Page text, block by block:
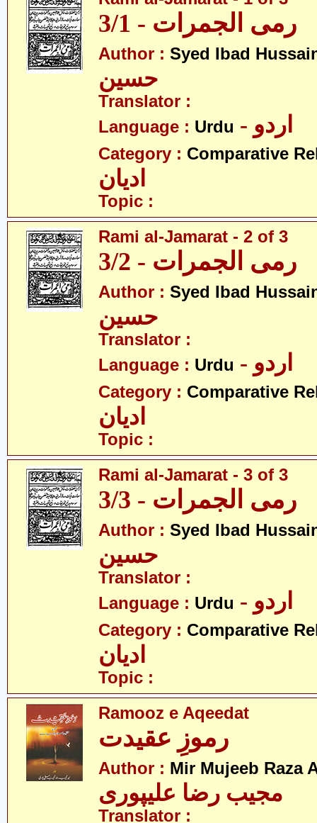
رمی الجمرات - 3/1
Author : Syed Ibad
حسین
Translator :
Language : Urdu - اردو
Category : Comparative
ادیان
Topic :
Rami al-Jamarat - 2 of 3
رمی الجمرات - 3/2
Author : Syed Ibad
حسین
Translator :
Language : Urdu - اردو
Category : Comparative
ادیان
Topic :
Rami al-Jamarat - 3 of 3
رمی الجمرات - 3/3
Author : Syed Ibad
حسین
Translator :
Language : Urdu - اردو
Category : Comparative
ادیان
Topic :
Ramooz e Aqeedat
رموزِ عقیدت
Author : Mir Mujeeb Raza
مجیب رضا علیپوری
Translator :